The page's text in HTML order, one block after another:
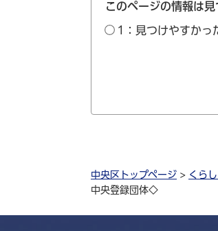
このページの情報は
1：見つけやすかっ
中央区トップページ > くら
中央登録団体◇